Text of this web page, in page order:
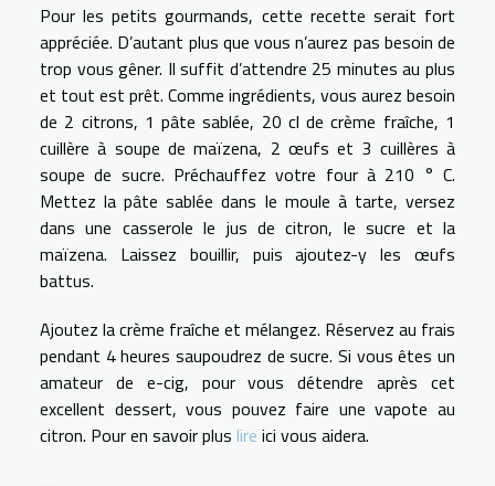
Pour les petits gourmands, cette recette serait fort
appréciée. D’autant plus que vous n’aurez pas besoin de
trop vous gêner. Il suffit d’attendre 25 minutes au plus
et tout est prêt. Comme ingrédients, vous aurez besoin
de 2 citrons, 1 pâte sablée, 20 cl de crème fraîche, 1
cuillère à soupe de maïzena, 2 œufs et 3 cuillères à
soupe de sucre. Préchauffez votre four à 210 ° C.
Mettez la pâte sablée dans le moule à tarte, versez
dans une casserole le jus de citron, le sucre et la
maïzena. Laissez bouillir, puis ajoutez-y les œufs
battus.
Ajoutez la crème fraîche et mélangez. Réservez au frais
pendant 4 heures saupoudrez de sucre. Si vous êtes un
amateur de e-cig, pour vous détendre après cet
excellent dessert, vous pouvez faire une vapote au
citron. Pour en savoir plus lire ici vous aidera.